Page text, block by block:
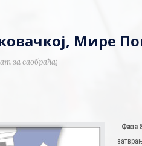
Мире
за саобраћај
- Фаза